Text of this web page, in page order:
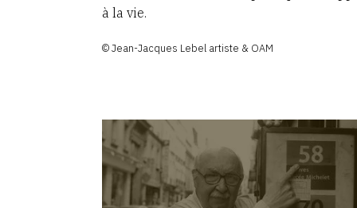
à la vie.
© Jean-Jacques Lebel artiste & OAM